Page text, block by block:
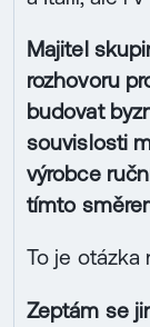
Majitel
rozhovoru
budovat
souvislosti
výrobce
tímto
To je otázka
Zeptám se